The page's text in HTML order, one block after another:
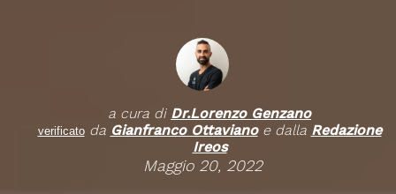
a cura di Dr.Lorenzo Genzano
verificatoda Gianfranco Ottavianoe dalla Redazione
Ireos
Maggio 20, 2022